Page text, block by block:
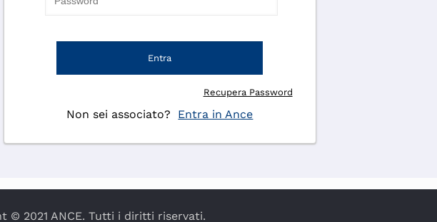
Entra
Recupera Password
Non sei associato? Entra in Ance
© 2021 ANCE. Tutti i diritti riservati.